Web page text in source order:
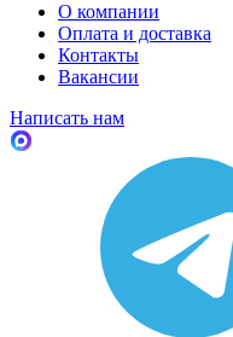
О компании
Оплата и доставка
Контакты
Вакансии
Написать нам